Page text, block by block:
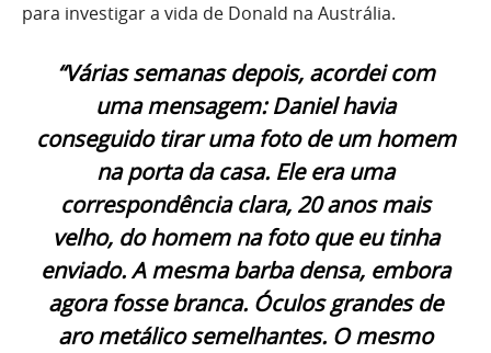
para investigar a vida de Donald na Austrália.
“Várias semanas depois, acordei com
uma mensagem: Daniel havia
conseguido tirar uma foto de um homem
na porta da casa. Ele era uma
correspondência clara, 20 anos mais
velho, do homem na foto que eu tinha
enviado. A mesma barba densa, embora
agora fosse branca. Óculos grandes de
aro metálico semelhantes. O mesmo